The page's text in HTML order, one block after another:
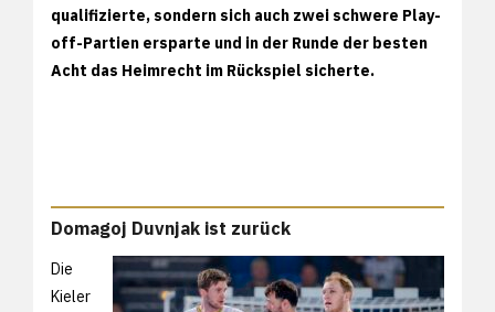
qualifizierte, sondern sich auch zwei schwere Play-
off-Partien ersparte und in der Runde der besten
Acht das Heimrecht im Rückspiel sicherte.
Domagoj Duvnjak ist zurück
Die
Kieler